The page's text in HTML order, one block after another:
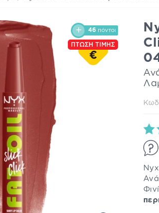
46 πόντοι
ΠΤΩΣΗ ΤΙΜΗΣ
€